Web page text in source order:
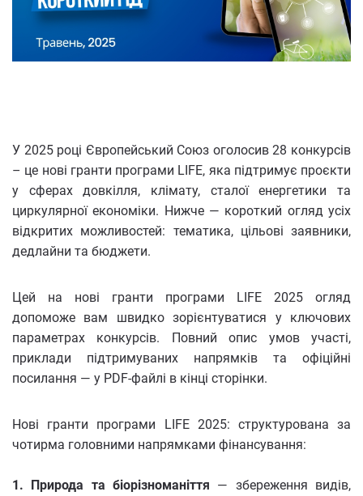
У 2025 році Європейський Союз оголосив 28 конкурсів
– це нові гранти програми LIFE, яка підтримує проєкти
у сферах довкілля, клімату, сталої енергетики та
циркулярної економіки. Нижче — короткий огляд усіх
відкритих можливостей: тематика, цільові заявники,
дедлайни та бюджети.
Цей на нові гранти програми LIFE 2025 огляд
допоможе вам швидко зорієнтуватися у ключових
параметрах конкурсів. Повний опис умов участі,
приклади підтримуваних напрямків та офіційні
посилання — у PDF-файлі в кінці сторінки.
Нові гранти програми LIFE 2025: структурована за
чотирма головними напрямками фінансування:
1. Природа та біорізноманіття — збереження видів,